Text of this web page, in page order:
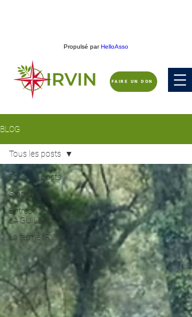
Propulsé parHelloAsso
FAIRE UN DON
BLOG
Tous les posts
Stage ROC
Entreprise école -
LA GUILDE
La ferme IRVIN
Tous les posts